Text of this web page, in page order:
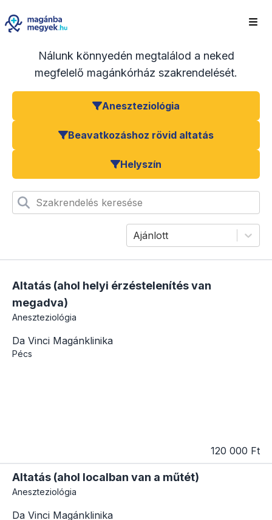
Nálunk könnyedén megtalálod a neked
megfelelő magánkórház szakrendelését.
Aneszteziológia
Beavatkozáshoz rövid altatás
Helyszín
Szakrendelés keresése
Ajánlott
Altatás (ahol helyi érzéstelenítés van
megadva)
Aneszteziológia
Da Vinci Magánklinika
Pécs
120 000 Ft
Altatás (ahol localban van a műtét)
Aneszteziológia
Da Vinci Magánklinika